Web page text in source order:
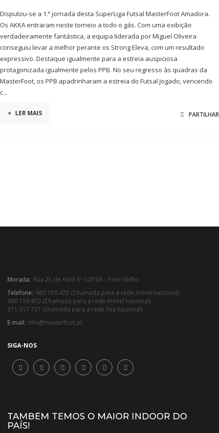
Disputou-se a 1.ª jornada desta SuperLiga Futsal MasterFoot Amadora.
Os AKKA entraram neste torneio a todo o gás. Com uma exibição
verdadeiramente fantástica, a equipa liderada por Miguel Oliveira
conseguiu levar a melhor perante os Strong Eleva, com um resultado
expressivo. Destaque igualmente para a estreia auspiciosa
protagonizada igualmente pelos PPB. No seu regresso às quadras da
MasterFoot, os PPB apadrinharam a estreia do Futsal Jogado, vencendo
c...
+ LER MAIS PARTILHAR
Morada: Rua 25 de Abril nº 10/10A - Prior Velho
Telefone: 960 150 472 (Chamada para a rede móvel nacional)
960 150 473 (Chamada para a rede móvel nacional)
211 317 731 (chamada para a rede fixa nacional)
E-mail: info@masterfoot.pt
SIGA-NOS
TAMBÉM TEMOS O MAIOR INDOOR DO
PAÍS!